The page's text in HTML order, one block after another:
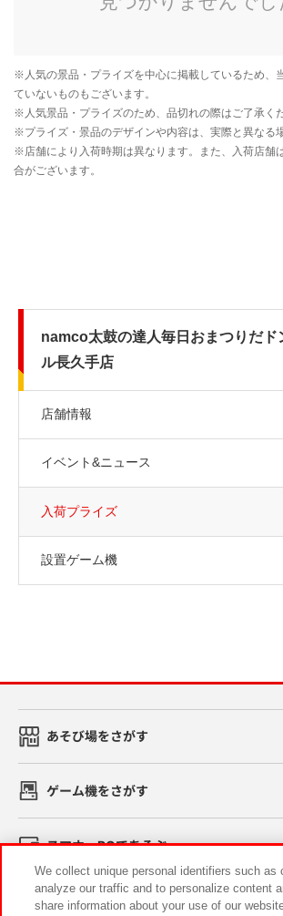
namco太鼓の達人毎日おまつりだド
ル長久手店
店舗情報
イベント&ニュース
入荷プライズ
設置ゲーム機
あそび場をさがす
ゲーム機をさがす
スマホ・PCであそぶ
イベント・キャンペーン
We collect unique personal identifiers such as
analyze our traffic and to personalize content
share information about your use of our